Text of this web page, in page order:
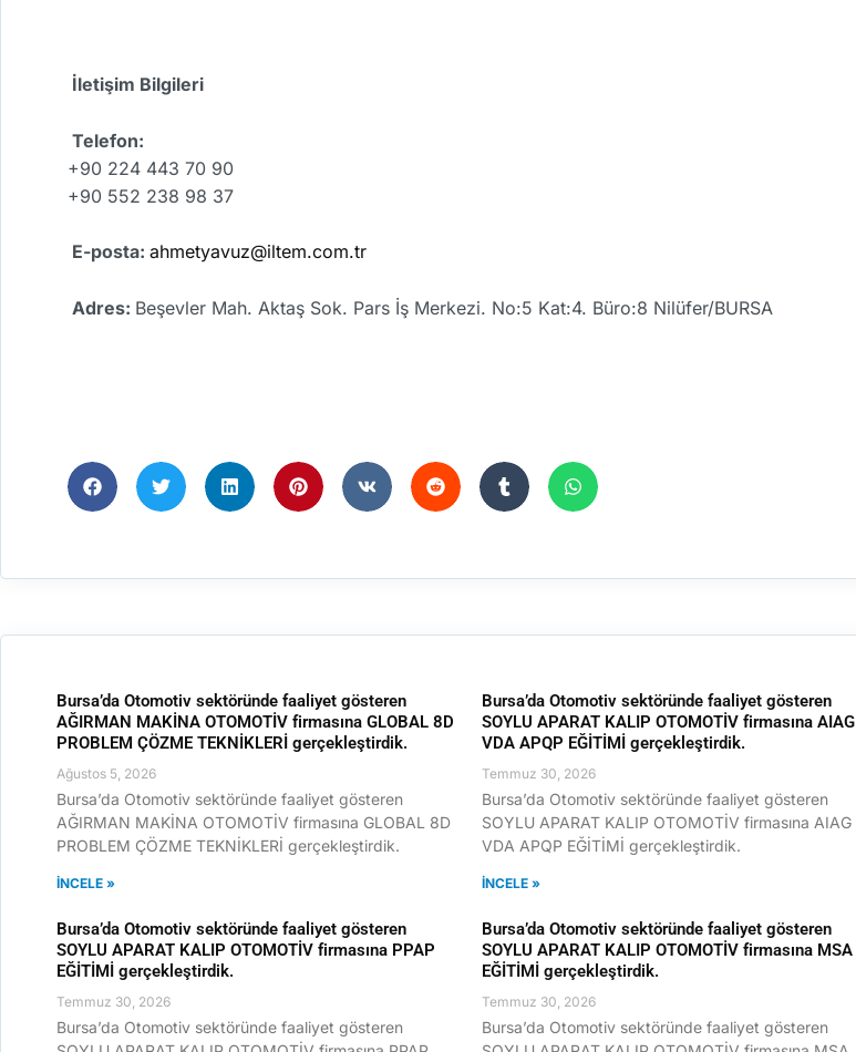
İletişim Bilgileri
Telefon:
+90 224 443 70 90
+90 552 238 98 37
E-posta: ahmetyavuz@iltem.com.tr
Adres: Beşevler Mah. Aktaş Sok. Pars İş Merkezi. No:5 Kat:4. Büro:8 Nilüfer/BURSA
Bursa’da Otomotiv sektöründe faaliyet gösteren
AĞIRMAN MAKİNA OTOMOTİV firmasına GLOBAL 8D
PROBLEM ÇÖZME TEKNİKLERİ gerçekleştirdik.
Ağustos 5, 2026
Bursa’da Otomotiv sektöründe faaliyet gösteren
AĞIRMAN MAKİNA OTOMOTİV firmasına GLOBAL 8D
PROBLEM ÇÖZME TEKNİKLERİ gerçekleştirdik.
İNCELE »
Bursa’da Otomotiv sektöründe faaliyet gösteren
SOYLU APARAT KALIP OTOMOTİV firmasına AIAG
VDA APQP EĞİTİMİ gerçekleştirdik.
Temmuz 30, 2026
Bursa’da Otomotiv sektöründe faaliyet gösteren
SOYLU APARAT KALIP OTOMOTİV firmasına AIAG
VDA APQP EĞİTİMİ gerçekleştirdik.
İNCELE »
Bursa’da Otomotiv sektöründe faaliyet gösteren
SOYLU APARAT KALIP OTOMOTİV firmasına PPAP
EĞİTİMİ gerçekleştirdik.
Temmuz 30, 2026
Bursa’da Otomotiv sektöründe faaliyet gösteren
Bursa’da Otomotiv sektöründe faaliyet gösteren
SOYLU APARAT KALIP OTOMOTİV firmasına MSA
EĞİTİMİ gerçekleştirdik.
Temmuz 30, 2026
Bursa’da Otomotiv sektöründe faaliyet gösteren